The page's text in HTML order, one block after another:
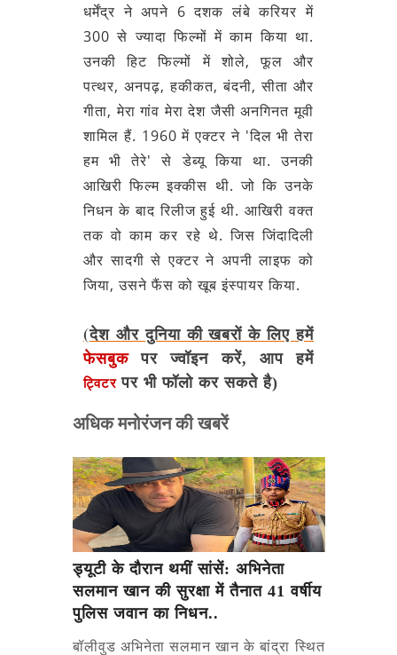
धर्मेंद्र ने अपने 6 दशक लंबे करियर में
300 से ज्यादा फिल्मों में काम किया था.
उनकी हिट फिल्मों में शोले, फूल और
पत्थर, अनपढ़, हकीकत, बंदनी, सीता और
गीता, मेरा गांव मेरा देश जैसी अनगिनत मूवी
शामिल हैं. 1960 में एक्टर ने 'दिल भी तेरा
हम भी तेरे' से डेब्यू किया था. उनकी
आखिरी फिल्म इक्कीस थी. जो कि उनके
निधन के बाद रिलीज हुई थी. आखिरी वक्त
तक वो काम कर रहे थे. जिस जिंदादिली
और सादगी से एक्टर ने अपनी लाइफ को
जिया, उसने फैंस को खूब इंस्पायर किया.
(देश और दुनिया की खबरों के लिए हमें
फेसबुकपर ज्वॉइन करें, आप हमें
ट्विटर पर भी फॉलो कर सकते है)
अधिक मनोरंजन की खबरें
ड्यूटी के दौरान थमीं सांसें: अभिनेता
सलमान खान की सुरक्षा में तैनात 41 वर्षीय
पुलिस जवान का निधन..
बॉलीवुड अभिनेता सलमान खान के बांद्रा स्थित